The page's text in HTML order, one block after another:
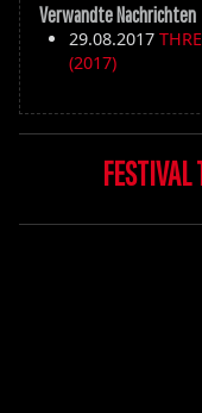
Verwandte Nachrichten
29.08.2017
(2017)